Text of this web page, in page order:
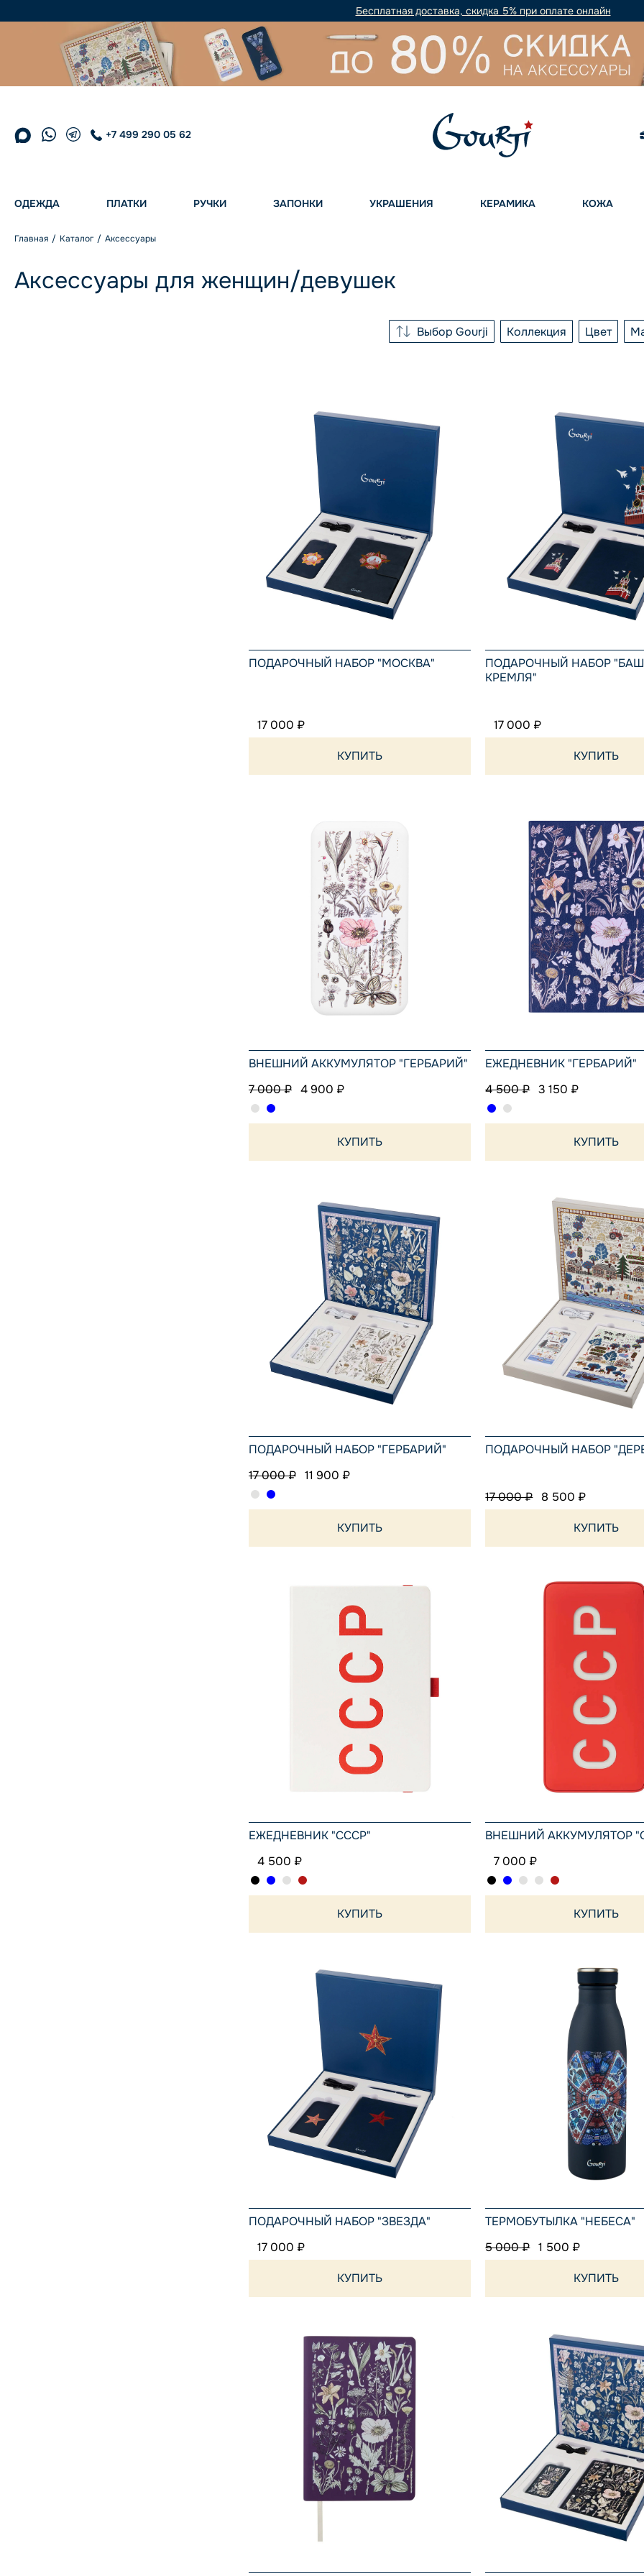
Бесплатная доставка, скидка 5% при оплате онлайн
+7 499 290 05 62
ОДЕЖДА ПЛАТКИ РУЧКИ ЗАПОНКИ УКРАШЕНИЯ КЕРАМИКА КОЖА
Главная Каталог Аксессуары
Аксессуары для женщин/девушек
Выбор Gourji
По возрастанию цены
По убыванию цены
Коллекция
Безусловные
Природа Евразии
Серебряный век
Сокровища
СССР
Цвет
ПОДАРОЧНЫЙ НАБОР "МОСКВА"
17 000 ₽
КУПИТЬ
ПОДАРОЧНЫЙ НАБОР
КРЕМЛЯ"
17 000 ₽
КУПИТЬ
ВНЕШНИЙ АККУМУЛЯТОР "ГЕРБАРИЙ"
7 000 ₽ 4 900 ₽
КУПИТЬ
ЕЖЕДНЕВНИК "ГЕРБАРИЙ"
4 500 ₽ 3 150 ₽
КУПИТЬ
ПОДАРОЧНЫЙ НАБОР "ГЕРБАРИЙ"
17 000 ₽ 11 900 ₽
КУПИТЬ
ПОДАРОЧНЫЙ НАБОР
17 000 ₽ 8 500 ₽
КУПИТЬ
ЕЖЕДНЕВНИК "СССР"
4 500 ₽
КУПИТЬ
ВНЕШНИЙ АККУМУЛЯТОР
7 000 ₽
КУПИТЬ
ПОДАРОЧНЫЙ НАБОР "ЗВЕЗДА"
17 000 ₽
КУПИТЬ
ТЕРМОБУТЫЛКА "НЕБЕСА"
5 000 ₽ 1 500 ₽
КУПИТЬ